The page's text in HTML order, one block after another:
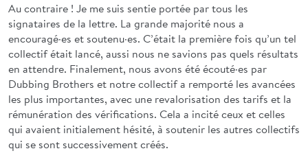
Au contraire ! Je me suis sentie portée par tous les
signataires de la lettre. La grande majorité nous a
encouragé·es et soutenu·es. C’était la première fois qu’un tel
collectif était lancé, aussi nous ne savions pas quels résultats
en attendre. Finalement, nous avons été écouté·es par
Dubbing Brothers et notre collectif a remporté les avancées
les plus importantes, avec une revalorisation des tarifs et la
rémunération des vérifications. Cela a incité ceux et celles
qui avaient initialement hésité, à soutenir les autres collectifs
qui se sont successivement créés.